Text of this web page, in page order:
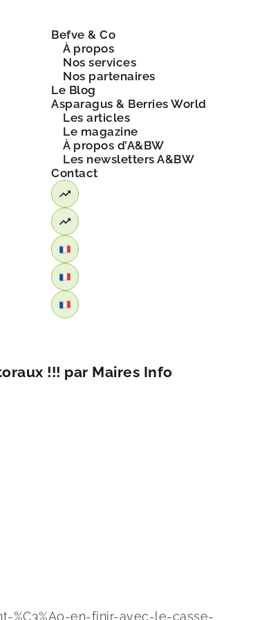
Befve & Co
À propos
Nos services
Nos partenaires
Le Blog
Asparagus & Berries World
Les articles
Le magazine
À propos d’A&BW
Les newsletters A&BW
Contact
!!! par Maires Info
%C3%A0-en-finir-avec-le-casse-